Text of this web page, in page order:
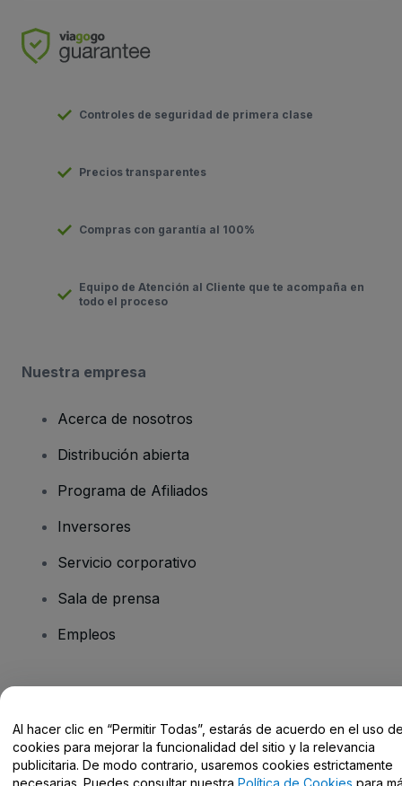
Controles de seguridad de primera clase
Precios transparentes
Compras con garantía al 100%
Equipo de Atención al Cliente que te acompaña en
todo el proceso
Nuestra empresa
Acerca de nosotros
Distribución abierta
Programa de Afiliados
Inversores
Servicio corporativo
Sala de prensa
Empleos
Centro de Ayuda / Contacto
Al hacer clic en “Permitir Todas”, estarás de acuerdo en el uso
cookies para mejorar la funcionalidad del sitio y la relevancia
publicitaria. De modo contrario, usaremos cookies estrictamente
necesarias. Puedes consultar nuestra Política de Cookies para